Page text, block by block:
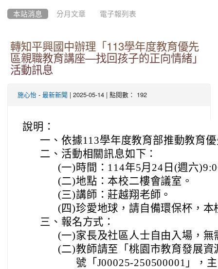
本站消息 分月文章 電子報列表
轉知平興國中辦理「113學年度教育優先
區親職教育講座—找回孩子的正向情緒」
活動訊息
施心怡 - 最新新聞 | 2025-05-14 | 點閱數： 192
說明：
一、 依據113學年度教育部推動教育
二、 活動相關訊息如下：
(一) 時間：114年5月24日(週六
(二)地點：本校二樓會議室。
(三)講師：莊越翔老師。
(四)珍愛地球，請自備環保杯，
三、 報名方式：
(一)家長及社區人士自由入場，無
(二)教師請至「桃園市教育發展
號「J00025-250500001」，